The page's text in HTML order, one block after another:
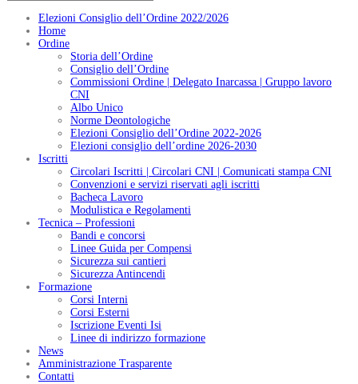
Elezioni Consiglio dell’Ordine 2022/2026
Home
Ordine
Storia dell’Ordine
Consiglio dell’Ordine
Commissioni Ordine | Delegato Inarcassa | Gruppo lavoro
CNI
Albo Unico
Norme Deontologiche
Elezioni Consiglio dell’Ordine 2022-2026
Elezioni consiglio dell’ordine 2026-2030
Iscritti
Circolari Iscritti | Circolari CNI | Comunicati stampa CNI
Convenzioni e servizi riservati agli iscritti
Bacheca Lavoro
Modulistica e Regolamenti
Tecnica – Professioni
Bandi e concorsi
Linee Guida per Compensi
Sicurezza sui cantieri
Sicurezza Antincendi
Formazione
Corsi Interni
Corsi Esterni
Iscrizione Eventi Isi
Linee di indirizzo formazione
News
Amministrazione Trasparente
Contatti